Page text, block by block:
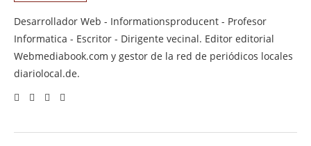
Desarrollador Web - Informationsproducent - Profesor
Informatica - Escritor - Dirigente vecinal. Editor editorial
Webmediabook.com y gestor de la red de periódicos locales
diariolocal.de.